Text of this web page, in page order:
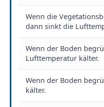
Wenn die
dann sinkt die
Wenn der Boden
Lufttemperatur kälter.
Wenn der Boden
kälter.